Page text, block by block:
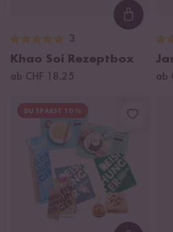
3
Khao Soi Rezeptbox
ab CHF 18.25 ab
DU SPARST 10 %